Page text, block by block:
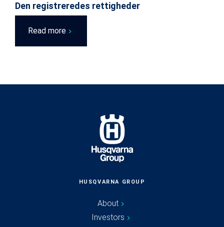
Den registreredes rettigheder
Read more
HUSQVARNA GROUP
About
Investors